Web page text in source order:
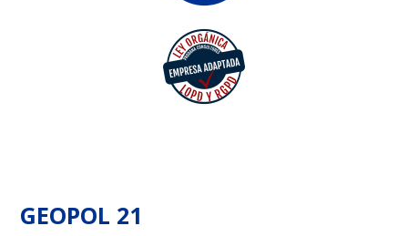
GEOPOL 21